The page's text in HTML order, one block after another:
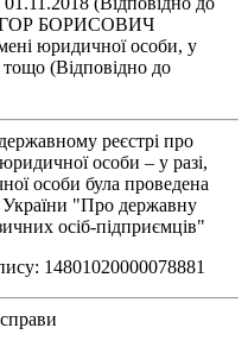
ІГОР БОРИСОВИЧ
юридичної особи, у
(Відповідно до
реєстрі про
особи – у разі,
особи була проведена
України "Про державну
осіб-підприємців"
14801020000078881